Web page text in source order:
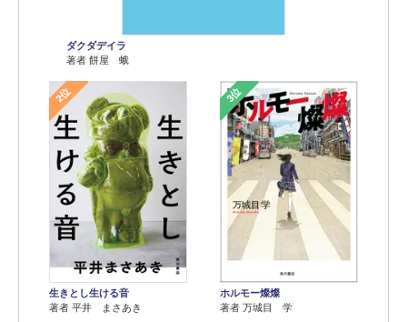
ダクダデイラ
著者 餅屋 蛾
2位
生きとし生ける音
著者 平井 まさあき
3位
ホルモー燦燦
著者 万城目 学